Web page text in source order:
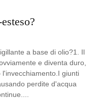
a base di olio?1. Il
e diventa duro,
giunti
perdite d'acqua